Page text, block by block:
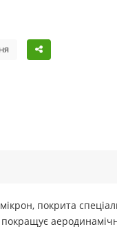
покрита